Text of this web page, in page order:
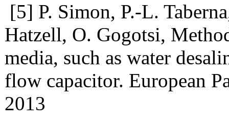
[5] P. Simon, P.-L.
Hatzell, O. Gogotsi,
media, such as water
flow capacitor. European
2013